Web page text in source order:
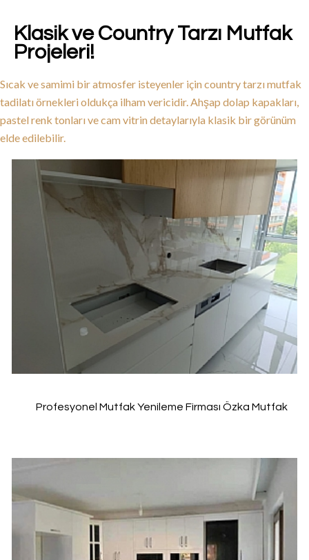
Klasik ve Country Tarzı Mutfak
Projeleri!
Sıcak ve samimi bir atmosfer isteyenler için country tarzı mutfak
tadilatı örnekleri oldukça ilham vericidir. Ahşap dolap kapakları,
pastel renk tonları ve cam vitrin detaylarıyla klasik bir görünüm
elde edilebilir.
Profesyonel Mutfak Yenileme Firması Özka Mutfak